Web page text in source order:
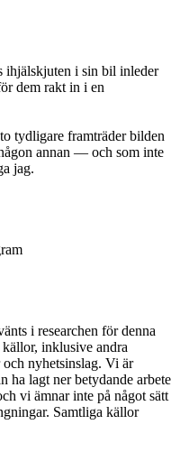
ihjälskjuten i sin bil inleder
dem rakt in i en
tydligare framträder bilden
annan — och som inte
jag.
i researchen för denna
källor, inklusive andra
nyhetsinslag. Vi är
ha lagt ner betydande arbete
vi ämnar inte på något sätt
Samtliga källor